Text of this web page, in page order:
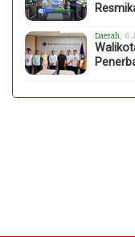
Daerah , 6